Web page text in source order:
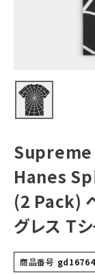
Tシャツ・ロン
パーカー・トレ
キャップ・ハット
ニット帽・ビー
バックパック・
その他バッグ
Supreme
Hanes
(2 Pack)
グレス T
商品番号 gd16764